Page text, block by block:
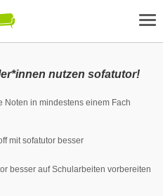
nutzen sofatutor!
Noten in mindestens einem Fach
mit sofatutor besser
besser auf Schularbeiten vorbereiten